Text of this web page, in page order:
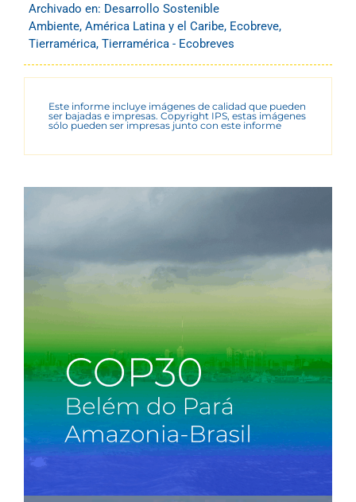
Archivado en: Desarrollo Sostenible
Ambiente, América Latina y el Caribe, Ecobreve,
Tierramérica, Tierramérica - Ecobreves
Este informe incluye imágenes de calidad que pueden
ser bajadas e impresas. Copyright IPS, estas imágenes
sólo pueden ser impresas junto con este informe